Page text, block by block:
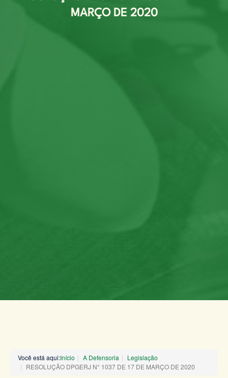
MARÇO DE 2020
Você está aqui:Início A Defensoria
Legislação
RESOLUÇÃO DPGERJ N° 1037 DE 17 DE MARÇO DE 2020